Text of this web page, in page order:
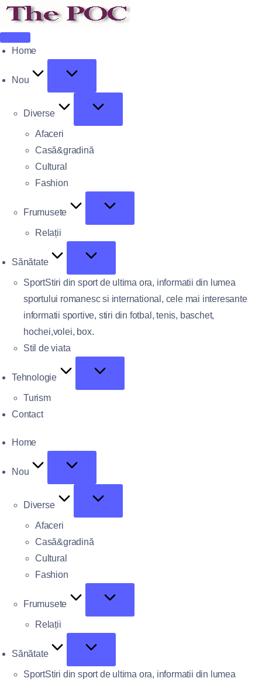
Home
Nou
Diverse
Afaceri
Casă&gradină
Cultural
Fashion
Frumusete
Relații
Sănătate
SportStiri din sport de ultima ora, informatii din lumea
sportului romanesc si international, cele mai interesante
informatii sportive, stiri din fotbal, tenis, baschet,
hochei,volei, box.
Stil de viata
Tehnologie
Turism
Contact
Home
Nou
Diverse
Afaceri
Casă&gradină
Cultural
Fashion
Frumusete
Relații
Sănătate
SportStiri din sport de ultima ora, informatii din lumea